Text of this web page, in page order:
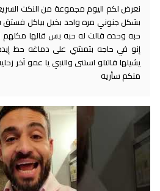
نعرض لكم اليوم مجموعة من النكت
بشكل جنوني مره واحد بخيل بياكل فستق
حبه وحده قالت له حبه بس قالها
إنو في حاجه بتمشي على دماغه حط
يشيلها قالتلو استنى والنبي يا عمو آخر
منكم سأريه